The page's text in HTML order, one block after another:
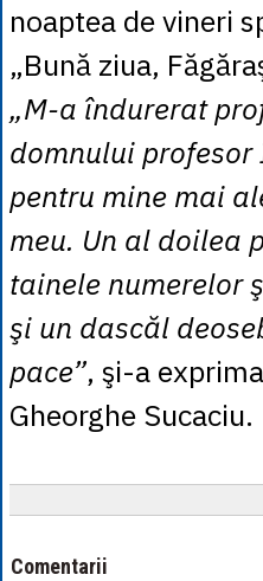
noaptea de vineri
„Bună ziua,
„M-a îndurerat
domnului profesor
pentru mine mai
meu. Un al doilea
tainele numerelor
şi un dascăl
pace”, şi-a
Gheorghe Sucaciu.
Comentarii